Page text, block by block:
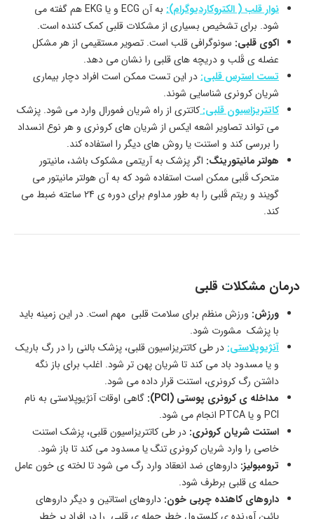
نوار قلب ( الکتروکاردیوگرام):
به آن ECG و یا EKG هم گفته می
شود. برای تشخیص بسیاری از مشکلات قلبی کمک کننده است.
اکوی قلبی: سونوگرافی قلب است. تصویر مستقیمی از هر مشکل
عضله ی قَلب و دریچه های قلبی را نشان می دهد.
تست استرس قلبی:در این تست ممکن است افراد دچار بیماری
شریان کرونری شناسایی شوند.
کاتتریزاسیون قلبی:کاتتری از راه شریان فمورال وارد می شود. پزشک
می تواند تصاویر اشعه ایکس از شریان های کرونری و هر نوع انسداد
را بررسی کند و استنت یا روش های دیگر را استفاده کند.
هولتر مانیتورینگ: اگر پزشک به آریتمی مشکوک باشد، مانیتور
متحرک قَلبی ممکن است استفاده شود که به آن هولتر مانیتور می
گویند و ریتم قَلبی را به طور مداوم برای دوره ی 24 ساعته ضبط می
کند.
درمان مشکلات قلبی
ورزش: ورزش منظم برای سلامت قلبی مهم است. در این زمینه باید
با پزشک مشورت شود.
آنژیوپلاستی:در طی کاتتریزاسیون قلبی، پزشک بالنی را در رگ باریک
و یا مسدود باد می کند تا شریان پهن تر شود. اغلب برای باز نگه
داشتن رگ کرونری، استنت قرار داده می شود.
مداخله ی کرونری پوستی (PCI):
گاهی اوقات آنژیوپلاستی به نام
PCI و یا PTCA انجام می شود.
استنت شریان کرونری: در طی کاتتریزاسیون قلبی، پزشک استنت
خاصی را وارد شریان کرونری تنگ یا مسدود می کند تا باز شود.
ترومبولیز: داروهای ضد انعقاد وارد رگ می شود تا لخته ی خون عامل
حمله ی قلبی برطرف شود.
داروهای کاهنده چربی خون: داروهای استاتین و دیگر داروهای